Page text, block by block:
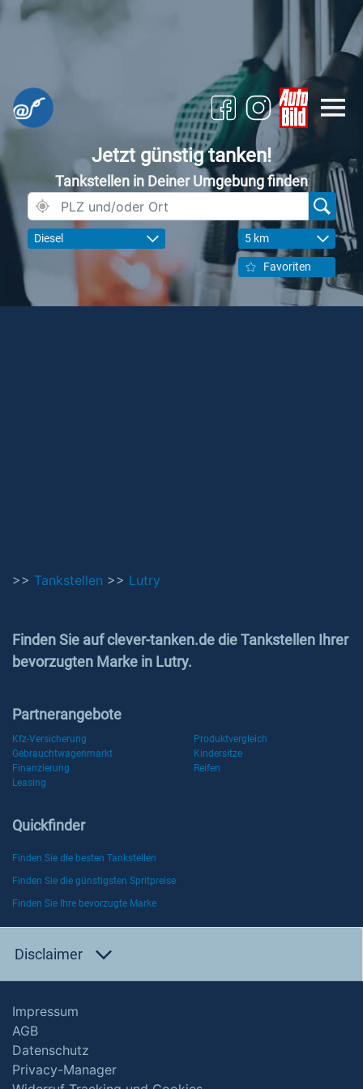
Jetzt günstig tanken!
Tankstellen in Deiner Umgebung finden
Diesel 5 km
Favoriten
>> Tankstellen >> Lutry
Finden Sie auf clever-tanken.de die Tankstellen Ihrer
bevorzugten Marke in Lutry.
Partnerangebote
Kfz-Versicherung
Produktvergleich
Gebrauchtwagenmarkt
Kindersitze
Finanzierung
Reifen
Leasing
Quickfinder
Finden Sie die besten Tankstellen
Finden Sie die günstigsten Spritpreise
Finden Sie Ihre bevorzugte Marke
Disclaimer
Impressum
AGB
Datenschutz
Privacy-Manager